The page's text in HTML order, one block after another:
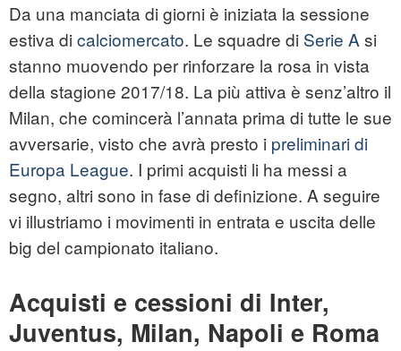
Da una manciata di giorni è iniziata la sessione
estiva di calciomercato. Le squadre di Serie A si
stanno muovendo per rinforzare la rosa in vista
della stagione 2017/18. La più attiva è senz’altro il
Milan, che comincerà l’annata prima di tutte le sue
avversarie, visto che avrà presto i preliminari di
Europa League. I primi acquisti li ha messi a
segno, altri sono in fase di definizione. A seguire
vi illustriamo i movimenti in entrata e uscita delle
big del campionato italiano.
Acquisti e cessioni di Inter,
Juventus, Milan, Napoli e Roma